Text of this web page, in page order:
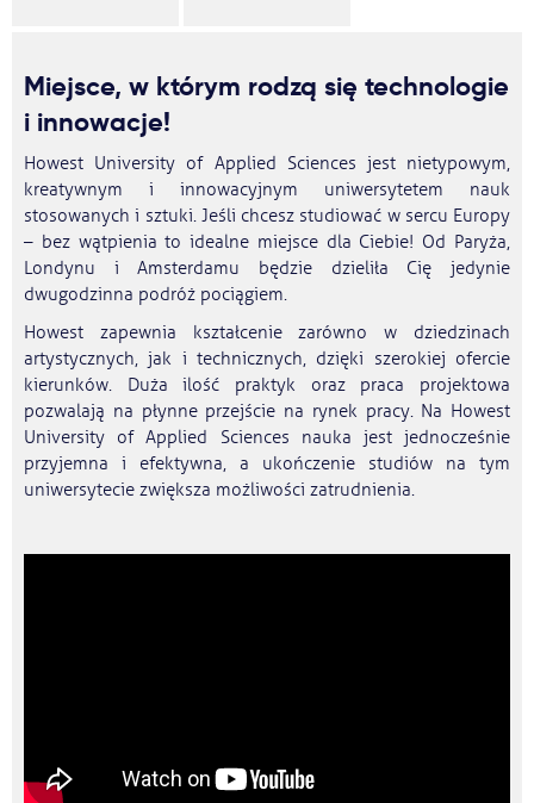
Miejsce, w którym rodzą się technologie
i innowacje!
Howest University of Applied Sciences jest nietypowym,
kreatywnym i innowacyjnym uniwersytetem nauk
stosowanych i sztuki. Jeśli chcesz studiować w sercu Europy
– bez wątpienia to idealne miejsce dla Ciebie! Od Paryża,
Londynu i Amsterdamu będzie dzieliła Cię jedynie
dwugodzinna podróż pociągiem.
Howest zapewnia kształcenie zarówno w dziedzinach
artystycznych, jak i technicznych, dzięki szerokiej ofercie
kierunków. Duża ilość praktyk oraz praca projektowa
pozwalają na płynne przejście na rynek pracy. Na Howest
University of Applied Sciences nauka jest jednocześnie
przyjemna i efektywna, a ukończenie studiów na tym
uniwersytecie zwiększa możliwości zatrudnienia.